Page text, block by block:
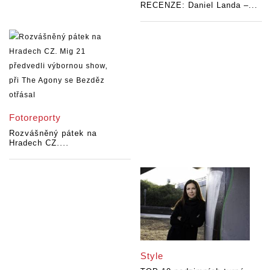
RECENZE: Daniel Landa –...
Fotoreporty
Rozvášněný pátek na
Hradech CZ....
Style